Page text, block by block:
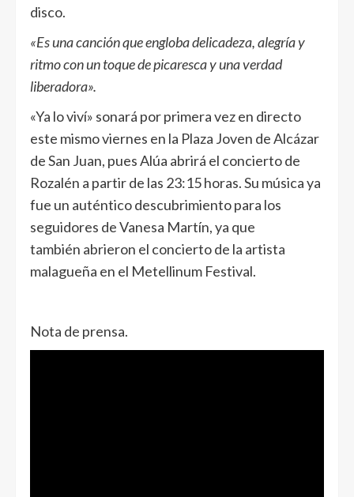
disco.
«Es una canción que engloba delicadeza, alegría y
ritmo con un toque de picaresca y una verdad
liberadora».
«Ya lo viví» sonará por primera vez en directo
este mismo viernes en la Plaza Joven de Alcázar
de San Juan, pues Alúa abrirá el concierto de
Rozalén a partir de las 23:15 horas. Su música ya
fue un auténtico descubrimiento para los
seguidores de Vanesa Martín, ya que
también abrieron el concierto de la artista
malagueña en el Metellinum Festival.
Nota de prensa.